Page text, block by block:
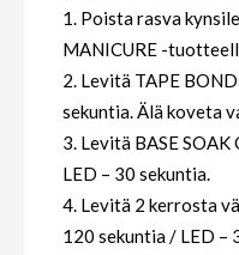
1. Poista rasva
MANICURE -
2. Levitä TAPE
sekuntia. Älä koveta
3. Levitä BASE
LED – 30 sekuntia.
4. Levitä 2 kerrosta
120 sekuntia / LED –